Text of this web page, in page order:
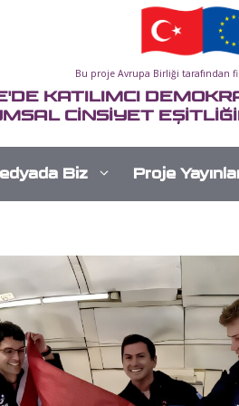
Bu proje Avrupa Birliği tarafından
KATILIMCI
CİNSİYET
Biz Proje